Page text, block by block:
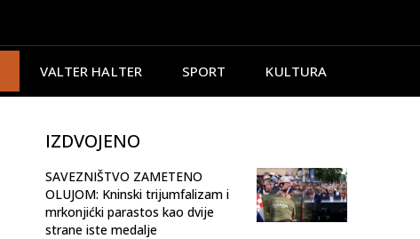
VALTER HALTER SPORT KULTURA
IZDVOJENO
SAVEZNIŠTVO ZAMETENO
OLUJOM: Kninski trijumfalizam i
mrkonjićki parastos kao dvije
strane iste medalje